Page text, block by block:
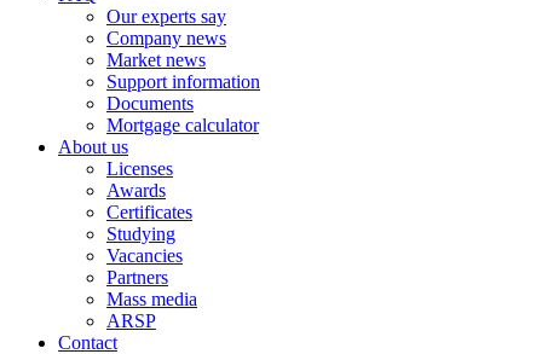
Our experts say
Company news
Market news
Support information
Documents
Mortgage calculator
About us
Licenses
Awards
Certificates
Studying
Vacancies
Partners
Mass media
ARSP
Contact